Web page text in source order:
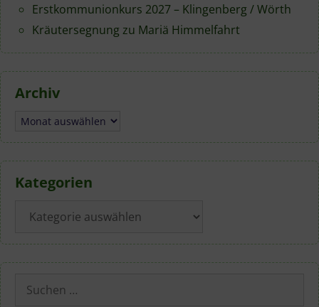
Erstkommunionkurs 2027 – Klingenberg / Wörth
Kräutersegnung zu Mariä Himmelfahrt
Archiv
Archiv
Kategorien
Suchen
nach: